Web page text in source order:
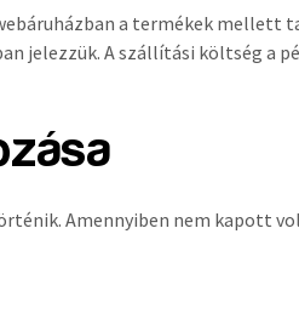
a termékek
jelezzük. A szállítási költség a
Amennyiben nem kapott